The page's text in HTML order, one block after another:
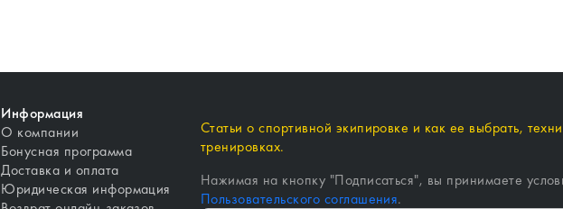
Информация
О компании
Бонусная программа
Доставка и оплата
Юридическая информация
Статьи о спортивной экипировке и как ее выбрать,
тренировках.
Нажимая на кнопку "Подписаться", вы принимаете
Пользовательского соглашения.